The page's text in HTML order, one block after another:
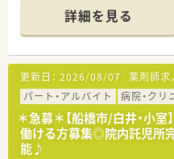
います。脳卒中（脳梗塞
術まで対応しています。
■2019年に手術室をリニ
進んでいます。
疾患の早期発見と的確な
■「治療して終わり」では
トするのが大きな特徴で
■京成松戸線・高根木戸駅
北習志野駅からバス通勤
詳細を見る
更新日： 2026/08/07 薬剤師求
パート・アルバイト
病院・クリ
＊急募＊【船橋市/白井・小
働ける方募集◎院内託児所
能♪